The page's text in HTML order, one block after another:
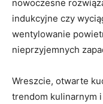
nowoczesne
indukcyjne czy
wentylowanie
nieprzyjemnych
Wreszcie, otwarte
trendom kulinarnym